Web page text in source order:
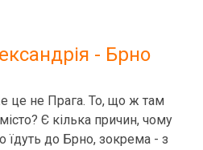
- Брно
це не Прага. То, що ж там
Є кілька причин, чому
їдуть до Брно, зокрема - з